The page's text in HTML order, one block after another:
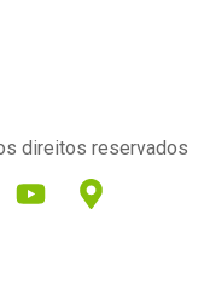
direitos reservados